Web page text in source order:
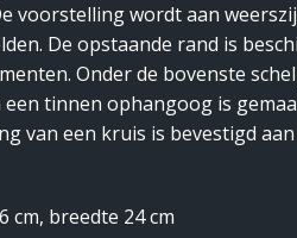
voorstelling wordt aan
De opstaande rand is
Onder de bovenste
tinnen ophangoog is
van een kruis is bevestigd
cm, breedte 24 cm